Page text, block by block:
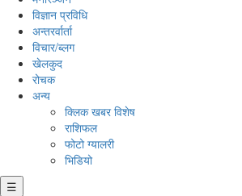
विज्ञान प्रविधि
अन्तरर्वार्ता
विचार/ब्लग
खेलकुद
रोचक
अन्य
क्लिक खबर विशेष
राशिफल
फोटो ग्यालरी
भिडियो
☰